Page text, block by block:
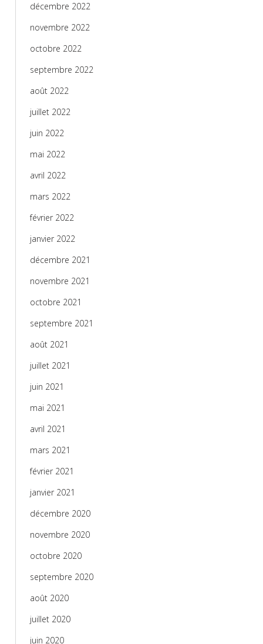
décembre 2022
novembre 2022
octobre 2022
septembre 2022
août 2022
juillet 2022
juin 2022
mai 2022
avril 2022
mars 2022
février 2022
janvier 2022
décembre 2021
novembre 2021
octobre 2021
septembre 2021
août 2021
juillet 2021
juin 2021
mai 2021
avril 2021
mars 2021
février 2021
janvier 2021
décembre 2020
novembre 2020
octobre 2020
septembre 2020
août 2020
juillet 2020
juin 2020